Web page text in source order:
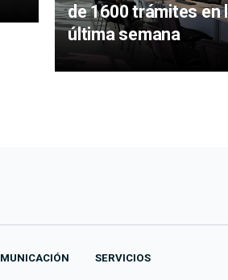
de 1600 trámites en
última semana
SERVICIOS